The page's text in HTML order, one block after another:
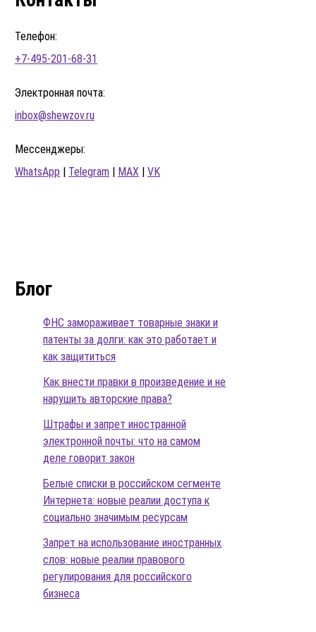
Телефон:
+7-495-201-68-31
Электронная почта:
inbox@shewzov.ru
Мессенджеры:
WhatsApp | Telegram | MAX | VK
Блог
ФНС замораживает товарные знаки и
патенты за долги: как это работает и
как защититься
Как внести правки в произведение и не
нарушить авторские права?
Штрафы и запрет иностранной
электронной почты: что на самом
деле говорит закон
Белые списки в российском сегменте
Интернета: новые реалии доступа к
социально значимым ресурсам
Запрет на использование иностранных
слов: новые реалии правового
регулирования для российского
бизнеса